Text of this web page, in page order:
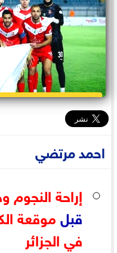
احمد مرتضي
إراحة النجوم
قبلموقعة
في الجزائر